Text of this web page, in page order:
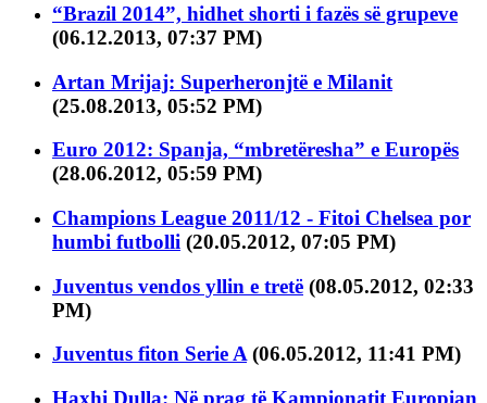
“Brazil 2014”, hidhet shorti i fazës së grupeve
(06.12.2013, 07:37 PM)
Artan Mrijaj: Superheronjtë e Milanit
(25.08.2013, 05:52 PM)
Euro 2012: Spanja, “mbretëresha” e Europës
(28.06.2012, 05:59 PM)
Champions League 2011/12 - Fitoi Chelsea por
humbi futbolli (20.05.2012, 07:05 PM)
Juventus vendos yllin e tretë (08.05.2012, 02:33
PM)
Juventus fiton Serie A (06.05.2012, 11:41 PM)
Haxhi Dulla: Në prag të Kampionatit Europian